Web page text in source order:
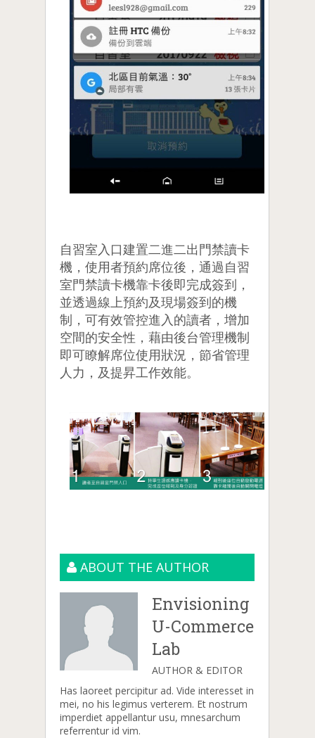
自習室入口建置二進二出門禁讀卡
機，使用者預約席位後，通過自習
室門禁讀卡機靠卡後即完成簽到，
並透過線上預約及現場簽到的機
制，可有效管控進入的讀者，增加
空間的安全性，藉由後台管理機制
即可瞭解席位使用狀況，節省管理
人力，及提昇工作效能。
ABOUT THE AUTHOR
Envisioning
U-Commerce
Lab
AUTHOR & EDITOR
Has laoreet percipitur ad. Vide interesset in
mei, no his legimus verterem. Et nostrum
imperdiet appellantur usu, mnesarchum
referrentur id vim.